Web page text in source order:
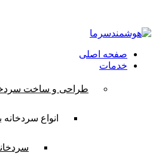
صفحه اصلی
خدمات
طراحی و ساخت
انواع